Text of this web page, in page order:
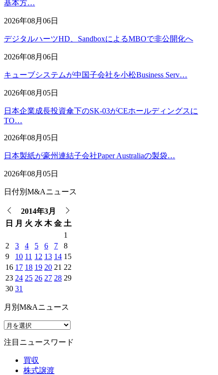
基本方…
2026年08月06日
デジタルハーツHD、SandboxによるMBOで非公開化へ
2026年08月06日
キューブシステムが中国子会社を小松Business Serv…
2026年08月05日
日本企業成長投資傘下のSK-03がCEホールディングスに
TO…
2026年08月05日
日本製紙が豪州連結子会社Paper Australiaの製袋…
2026年08月05日
日付別M&Aニュース
2014年3月
日
月 火 水 木 金 土
1
2
3 4 5 6 7
8
9
10 11 12 13 14 15
16 17 18 19 20 21 22
23 24 25 26 27 28 29
30 31
月別M&Aニュース
注目ニュースワード
買収
株式譲渡